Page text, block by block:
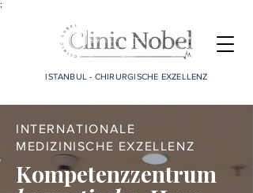
;
ISTANBUL - CHIRURGISCHE EXZELLENZ
INTERNATIONALE
MEDIZINISCHE EXZELLENZ
Kompetenzzentrum